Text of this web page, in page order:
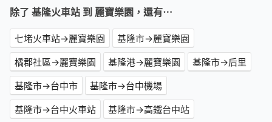
除了 基隆火車站 到 麗寶樂園，還有⋯
七堵火車站→麗寶樂園
基隆市→麗寶樂園
橘郡社區→麗寶樂園
基隆港→麗寶樂園
基隆市→后里
基隆市→台中市
基隆市→台中機場
基隆市→台中火車站
基隆市→高鐵台中站